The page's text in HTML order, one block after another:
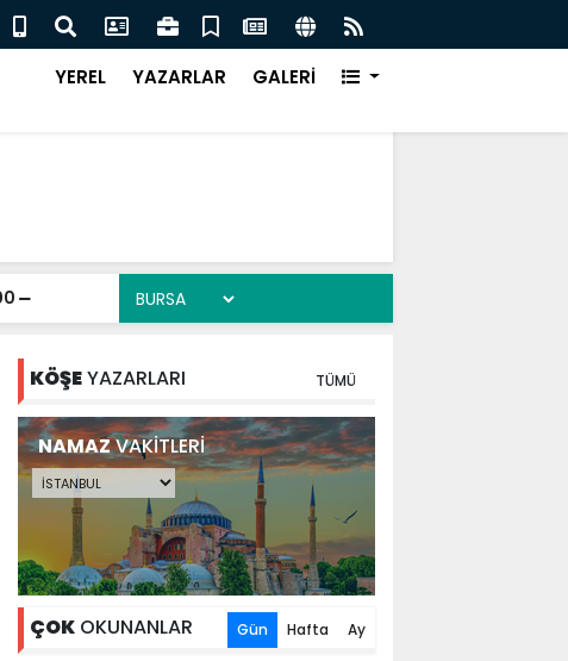
DEV ADIM ON DÖRT NOKTADA BÜYÜK DÖNÜŞÜM
YEREL YAZARLAR GALERİ
KÖŞEYAZARLARI TÜMÜ
NAMAZVAKİTLERİ
ÇOK OKUNANLAR Gün Hafta Ay